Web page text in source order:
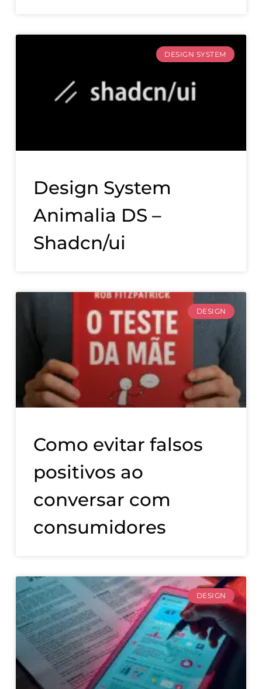
DESIGN SYSTEM
Design System
Animalia DS –
Shadcn/ui
DESIGN
Como evitar falsos
positivos ao
conversar com
consumidores
DESIGN